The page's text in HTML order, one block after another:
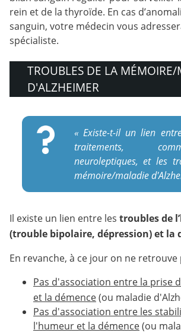
rein et de la thyroïde. En cas
sanguin, votre médecin vous
spécialiste.
TROUBLES DE LA MÉMOIRE/
D'ALZHEIMER
« Existe-t-il un lien
traitements,
neuroleptiques, et les
mémoire/maladie
Il existe un lien entre les troubles de
(trouble bipolaire, dépression) et la
En revanche, à ce jour on ne retrouve
Pas d'association entre la prise
et la démence(ou maladie
Pas d'association entre les
l'humeur et la démence(ou